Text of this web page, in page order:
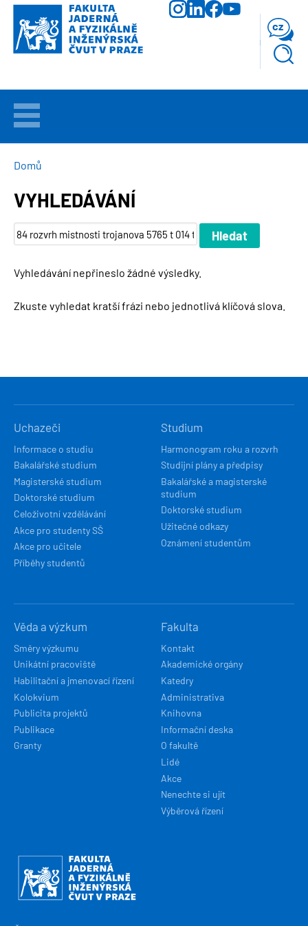
Přejít
hlavnímu
obsahu
VÍTEJTE
UCHAZEČI
STUDIUM
VĚDA
FAKULTA
cz
DROBEČKOVÁ
Domů
VYHLEDÁVÁNÍ
Vyhledávání nepřineslo žádné výsledky.
Zkuste vyhledat kratší frázi nebo jednotlivá klíčová slova.
NAVIGACE
Uchazeči
Informace o studiu
Bakalářské studium
Magisterské studium
Doktorské studium
Celoživotní vzdělávání
Akce pro studenty SŠ
Akce pro učitele
Příběhy studentů
Studium
Harmonogram roku a rozvrh
Studijní plány a předpisy
Bakalářské a magisterské
studium
Doktorské studium
Užitečné odkazy
Oznámení studentům
Věda a výzkum
Směry výzkumu
Unikátní pracoviště
Habilitační a jmenovací řízení
Kolokvium
Publicita projektů
Publikace
Granty
Fakulta
Kontakt
Akademické orgány
Katedry
Administrativa
Knihovna
Informační deska
O fakultě
Lidé
Akce
Nenechte si ujít
Výběrová řízení
Obrázek